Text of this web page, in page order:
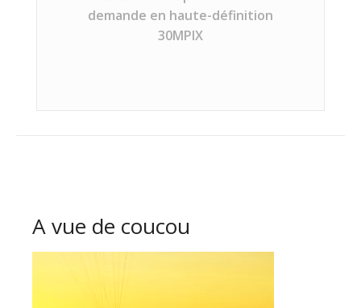
demande en haute-définition
30MPIX
A vue de coucou